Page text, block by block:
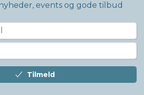
events og gode tilbud
Tilmeld